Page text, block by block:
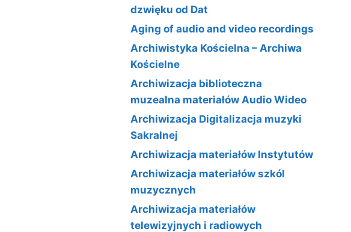
dzwięku od Dat
Aging of audio and video recordings
Archiwistyka Kościelna – Archiwa
Kościelne
Archiwizacja biblioteczna
muzealna materiałów Audio Wideo
Archiwizacja Digitalizacja muzyki
Sakralnej
Archiwizacja materiałów Instytutów
Archiwizacja materiałów szkól
muzycznych
Archiwizacja materiałów
telewizyjnych i radiowych